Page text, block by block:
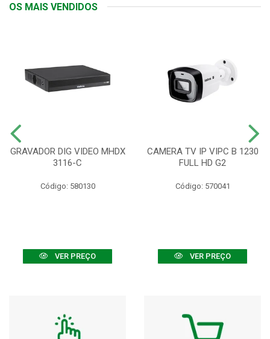
OS MAIS VENDIDOS
GRAVADOR DIG VIDEO MHDX
3116-C
Código: 580130
VER PREÇO
CAMERA TV IP VIPC B 1230
FULL HD G2
Código: 570041
VER PREÇO